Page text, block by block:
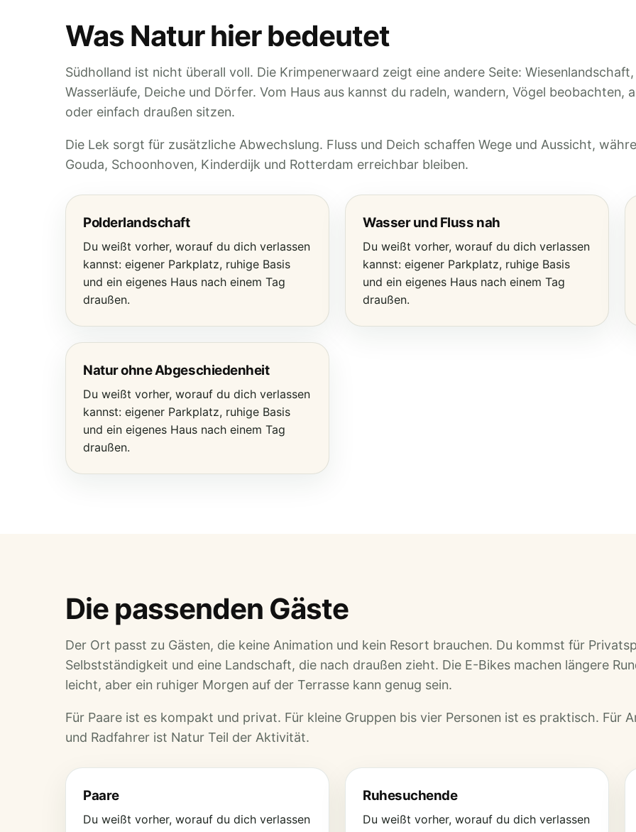
Was Natur hier bedeutet
Südholland ist nicht überall voll. Die Krimpenerwaard zeigt eine andere Seite: Wiesenlandschaft,
Wasserläufe, Deiche und Dörfer. Vom Haus aus kannst du radeln, wandern, Vögel beobachten,
oder einfach draußen sitzen.
Die Lek sorgt für zusätzliche Abwechslung. Fluss und Deich schaffen Wege und Aussicht,
Gouda, Schoonhoven, Kinderdijk und Rotterdam erreichbar bleiben.
Polderlandschaft
Du weißt vorher, worauf du dich verlassen
kannst: eigener Parkplatz, ruhige Basis
und ein eigenes Haus nach einem Tag
draußen.
Wasser und Fluss nah
Du weißt vorher, worauf du dich verlassen
kannst: eigener Parkplatz, ruhige Basis
und ein eigenes Haus nach einem Tag
draußen.
Natur ohne Abgeschiedenheit
Du weißt vorher, worauf du dich verlassen
kannst: eigener Parkplatz, ruhige Basis
und ein eigenes Haus nach einem Tag
draußen.
Die passenden Gäste
Der Ort passt zu Gästen, die keine Animation und kein Resort brauchen. Du kommst für
Selbstständigkeit und eine Landschaft, die nach draußen zieht. Die E-Bikes machen längere
leicht, aber ein ruhiger Morgen auf der Terrasse kann genug sein.
Für Paare ist es kompakt und privat. Für kleine Gruppen bis vier Personen ist es praktisch. Für
und Radfahrer ist Natur Teil der Aktivität.
Paare
Du weißt vorher, worauf du dich verlassen
Ruhesuchende
Du weißt vorher, worauf du dich verlassen